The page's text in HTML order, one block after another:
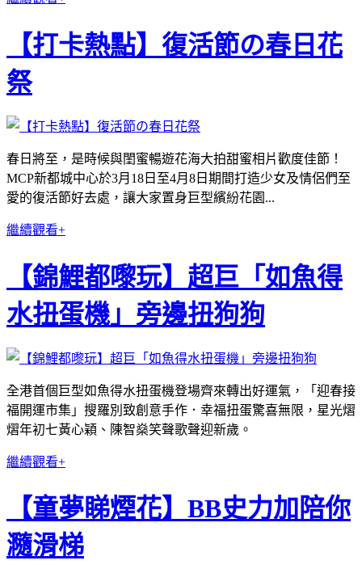
【打卡熱點】復活節の春日花
祭
春日將至，是時候與閨蜜暢遊花海大拍甜蜜相片歡度佳節！
MCP新都城中心於3月18日至4月8日期間打造少女及情侶們至
愛的復活節好去處，讓大家置身巨型繽紛花園...
繼續觀看+
【錦鯉都嚟玩】超巨「如魚得
水扭蛋機」旁邊扭狗狗
全港首個巨型如魚得水扭蛋機登場齊來轉出好運氣，「迎春接
福開運市集」搜羅別致創意手作．幸福扭蛋驚喜無限，星光熠
熠年初七黃心穎、陳智燊笑聲歌聲迎新歲。
繼續觀看+
【童夢睇煙花】BB史力加陪你
瀡滑梯